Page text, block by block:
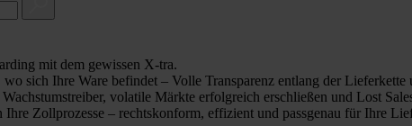
mit dem gewissen X-tra.
wo sich Ihre Ware befindet – Volle Transparenz entlang der
volatile Märkte erfolgreich erschließen und Lost
Ihre Zollprozesse – rechtskonform, effizient und passgenau für Ihre